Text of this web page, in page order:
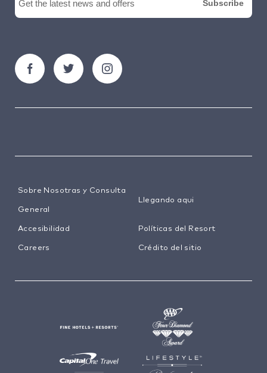
Sobre Nosotras y Consulta
General
Llegando aqui
Accesibilidad Políticas del Resort
Careers Crédito del sitio